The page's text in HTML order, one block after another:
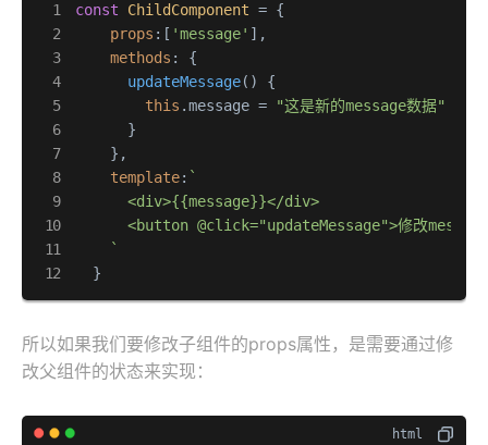
const ChildComponent = {
props :[ 'message' ],
methods : {
updateMessage( ) {
this .message =
"这是新的message数据"
      }
    },
template: `
      <div>{{message}}</div>
<button @click="updateMessage">修改
    `
  }
所以如果我们要修改子组件的props属性，是需要通过修
改父组件的状态来实现：